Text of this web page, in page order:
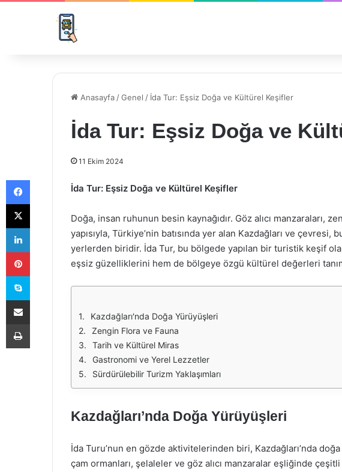
Anasayfa /Genel / İda Tur: Eşsiz Doğa ve Kültürel Keşifler
İda Tur: Eşsiz Doğa ve
11 Ekim 2024
İda Tur: Eşsiz Doğa ve Kültürel Keşifler
Doğa, insan ruhunun besin kaynağıdır. Göz alıcı manzaraları,
yapısıyla, Türkiye’nin batısında yer alan Kazdağları ve çevresi,
yerlerden biridir. İda Tur, bu bölgede yapılan bir turistik keşif
eşsiz güzelliklerini hem de bölgeye özgü kültürel değerleri
Kazdağları'nda Doğa Yürüyüşleri
Zengin Flora ve Fauna
Tarih ve Kültürel Miras
Gastronomi ve Yerel Lezzetler
Sürdürülebilir Turizm Yaklaşımları
Kazdağları’nda Doğa Yürüyüşleri
İda Turu’nun en gözde aktivitelerinden biri, Kazdağları’nda
çam ormanları, şelaleler ve göz alıcı manzaralar eşliğinde
Facebook
X
LinkedIn
Pinterest
Skype
E-Posta ile paylaş